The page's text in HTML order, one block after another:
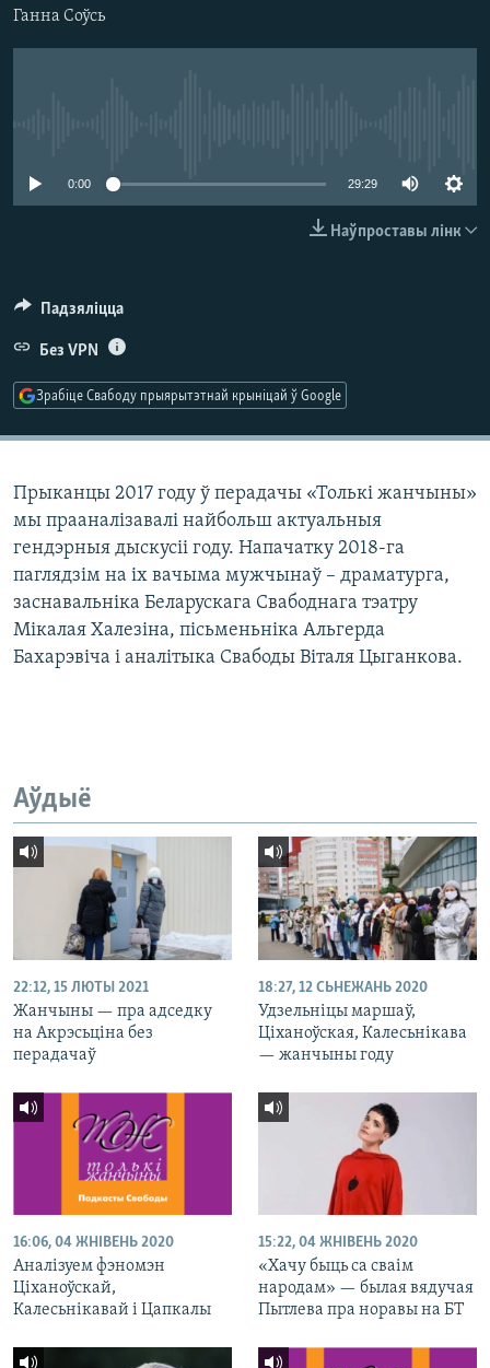
КУЛЬТУРА
КАЛЯНДАР
МОВА
НА ХВАЛЯХ СВАБОДЫ
Ганна Соўсь
0:00 29:29
Наўпроставы лінк
Падзяліцца
Без VPN
Зрабіце Свабоду прыярытэтнай крыніцай ў Google
Прыканцы 2017 году ў перадачы «Толькі жанчыны»
мы прааналізавалі найбольш актуальныя
гендэрныя дыскусіі году. Напачатку 2018-га
паглядзім на іх вачыма мужчынаў – драматурга,
заснавальніка Беларускага Свабоднага тэатру
Мікалая Халезіна, пісьменьніка Альгерда
Бахарэвіча і аналітыка Свабоды Віталя Цыганкова.
Аўдыё
22:12, 15 ЛЮТЫ 2021
Жанчыны — пра адседку
на Акрэсьціна без
перадачаў
18:27, 12 СЬНЕЖАНЬ 2020
Удзельніцы маршаў,
Ціханоўская, Калесьнікава
— жанчыны году
16:06, 04 ЖНІВЕНЬ 2020
Аналізуем фэномэн
Ціханоўскай,
Калесьнікавай і Цапкалы
15:22, 04 ЖНІВЕНЬ 2020
«Хачу быць са сваім
народам» — былая вядучая
Пытлева пра норавы на БТ